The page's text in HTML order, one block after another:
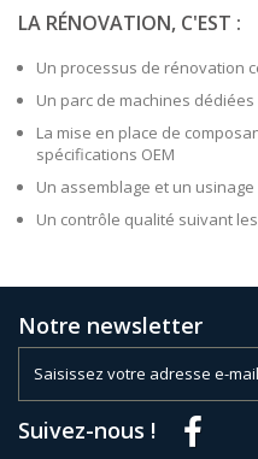
LA RÉNOVATION, C'EST :
Un processus de rénovation
Un parc de machines
La mise en place de
spécifications OEM
Un assemblage et un
Un contrôle qualité suivant
Notre newsletter
Suivez-nous !